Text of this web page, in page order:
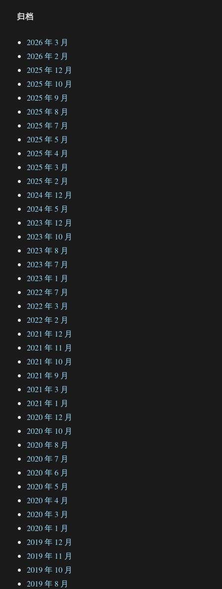
归档
2026 年 3 月
2026 年 2 月
2025 年 12 月
2025 年 10 月
2025 年 9 月
2025 年 8 月
2025 年 7 月
2025 年 5 月
2025 年 4 月
2025 年 3 月
2025 年 2 月
2024 年 12 月
2024 年 5 月
2023 年 12 月
2023 年 10 月
2023 年 8 月
2023 年 7 月
2023 年 1 月
2022 年 7 月
2022 年 3 月
2022 年 2 月
2021 年 12 月
2021 年 11 月
2021 年 10 月
2021 年 9 月
2021 年 3 月
2021 年 1 月
2020 年 12 月
2020 年 10 月
2020 年 8 月
2020 年 7 月
2020 年 6 月
2020 年 5 月
2020 年 4 月
2020 年 3 月
2020 年 1 月
2019 年 12 月
2019 年 11 月
2019 年 10 月
2019 年 8 月